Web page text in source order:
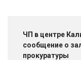
ЧП в центре
сообщение о
прокуратуры